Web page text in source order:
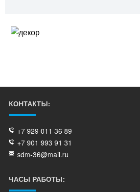
КОНТАКТЫ:
+7 929 011 36 89
+7 901 993 91 31
sdm-36@mail.ru
ЧАСЫ РАБОТЫ: